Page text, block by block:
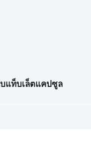
บแท็บเล็ตแคปซูล